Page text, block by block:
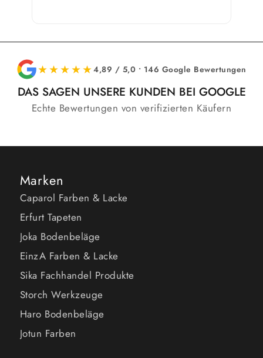
★★★★★4,89 / 5,0 • 146 Google Bewertungen
DAS SAGEN UNSERE KUNDEN BEI GOOGLE
Echte Bewertungen von verifizierten Käufern
Marken
Caparol Farben & Lacke
Erfurt Tapeten
Joka Bodenbeläge
EinzA Farben & Lacke
Sika Fachhandel Produkte
Storch Werkzeuge
Haro Bodenbeläge
Jotun Farben